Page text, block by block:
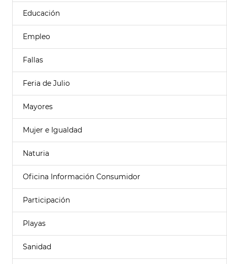
Educación
Empleo
Fallas
Feria de Julio
Mayores
Mujer e Igualdad
Naturia
Oficina Información Consumidor
Participación
Playas
Sanidad